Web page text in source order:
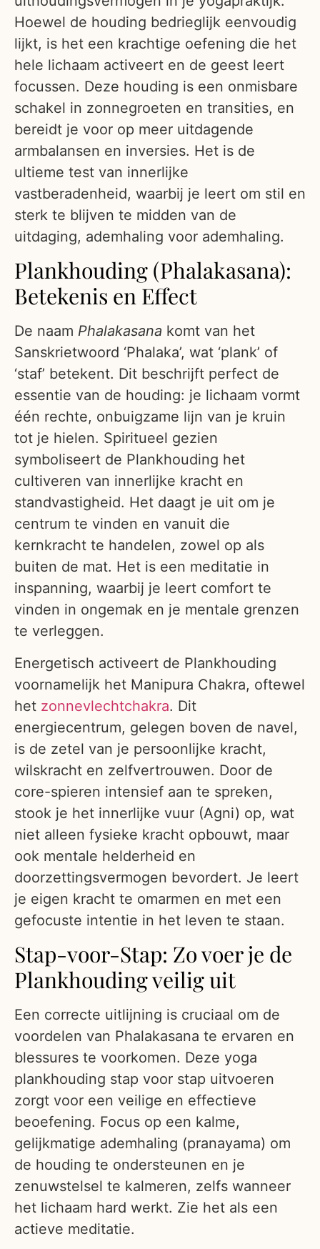
Hoewel de houding bedrieglijk eenvoudig
lijkt, is het een krachtige oefening die het
hele lichaam activeert en de geest leert
focussen. Deze houding is een onmisbare
schakel in zonnegroeten en transities, en
bereidt je voor op meer uitdagende
armbalansen en inversies. Het is de
ultieme test van innerlijke
vastberadenheid, waarbij je leert om stil en
sterk te blijven te midden van de
uitdaging, ademhaling voor ademhaling.
Plankhouding (Phalakasana):
Betekenis en Effect
De naam Phalakasana komt van het
Sanskrietwoord ‘Phalaka’, wat ‘plank’ of
‘staf’ betekent. Dit beschrijft perfect de
essentie van de houding: je lichaam vormt
één rechte, onbuigzame lijn van je kruin
tot je hielen. Spiritueel gezien
symboliseert de Plankhouding het
cultiveren van innerlijke kracht en
standvastigheid. Het daagt je uit om je
centrum te vinden en vanuit die
kernkracht te handelen, zowel op als
buiten de mat. Het is een meditatie in
inspanning, waarbij je leert comfort te
vinden in ongemak en je mentale grenzen
te verleggen.
Energetisch activeert de Plankhouding
voornamelijk het Manipura Chakra, oftewel
het zonnevlechtchakra. Dit
energiecentrum, gelegen boven de navel,
is de zetel van je persoonlijke kracht,
wilskracht en zelfvertrouwen. Door de
core-spieren intensief aan te spreken,
stook je het innerlijke vuur (Agni) op, wat
niet alleen fysieke kracht opbouwt, maar
ook mentale helderheid en
doorzettingsvermogen bevordert. Je leert
je eigen kracht te omarmen en met een
gefocuste intentie in het leven te staan.
Stap-voor-Stap: Zo voer je de
Plankhouding veilig uit
Een correcte uitlijning is cruciaal om de
voordelen van Phalakasana te ervaren en
blessures te voorkomen. Deze yoga
plankhouding stap voor stap uitvoeren
zorgt voor een veilige en effectieve
beoefening. Focus op een kalme,
gelijkmatige ademhaling (pranayama) om
de houding te ondersteunen en je
zenuwstelsel te kalmeren, zelfs wanneer
het lichaam hard werkt. Zie het als een
actieve meditatie.